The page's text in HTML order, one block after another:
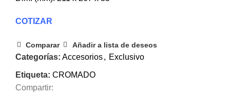
COTIZAR
Comparar Añadir a lista de deseos
Categorías: Accesorios, Exclusivo
Etiqueta: CROMADO
Compartir: